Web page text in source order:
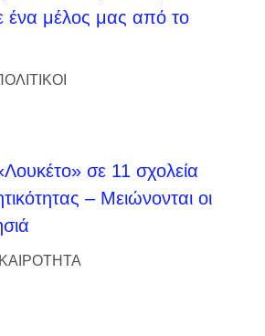
ένα μέλος μας από το
σε 11 σχολεία
– Μειώνονται οι